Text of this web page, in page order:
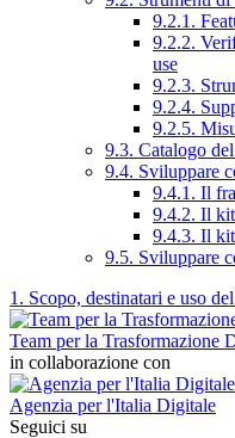
9.2.1.
9.2.2.
use
9.2.3.
9.2.4.
9.2.5.
9.3. Catalogo
9.4. Sviluppare
9.4.1. Il
9.4.2. Il
9.4.3. Il
9.5. Sviluppare
1. Scopo, destinatari e uso
Team per la Trasformazione
in collaborazione con
Agenzia per l'Italia Digitale
Seguici su